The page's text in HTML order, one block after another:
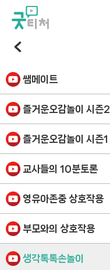
쌤메이트
즐거운오감놀이 시즌2
즐거운오감놀이 시즌1
교사들의 10분토론
영유아존중 상호작용
부모와의 상호작용
생각톡톡손놀이